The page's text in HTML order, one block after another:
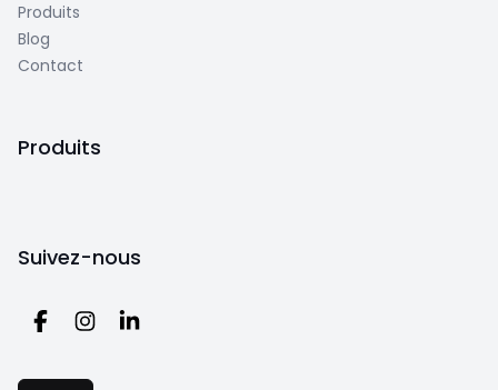
Produits
Blog
Contact
Produits
Suivez-nous